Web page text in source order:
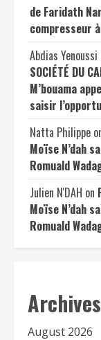
de Faridath
compresseur
Abdias Yenoussi
SOCIÉTÉ DU
M’bouama
saisir
Natta Philippe
Moïse N’dah
Romuald
Julien N'DAH on
Moïse N’dah
Romuald
Archives
August 2026